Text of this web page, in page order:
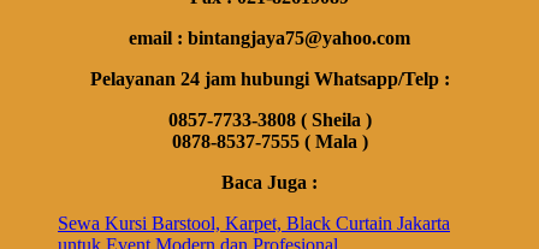
email : bintangjaya75@yahoo.com
Pelayanan 24 jam hubungi Whatsapp/Telp :
0857-7733-3808 ( Sheila )
0878-8537-7555 ( Mala )
Baca Juga :
Sewa Kursi Barstool, Karpet, Black Curtain Jakarta